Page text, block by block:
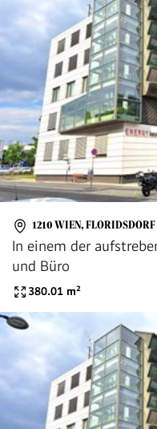
1210 WIEN, FLORIDSDORF
In einem der
und Büro
380.01 m²